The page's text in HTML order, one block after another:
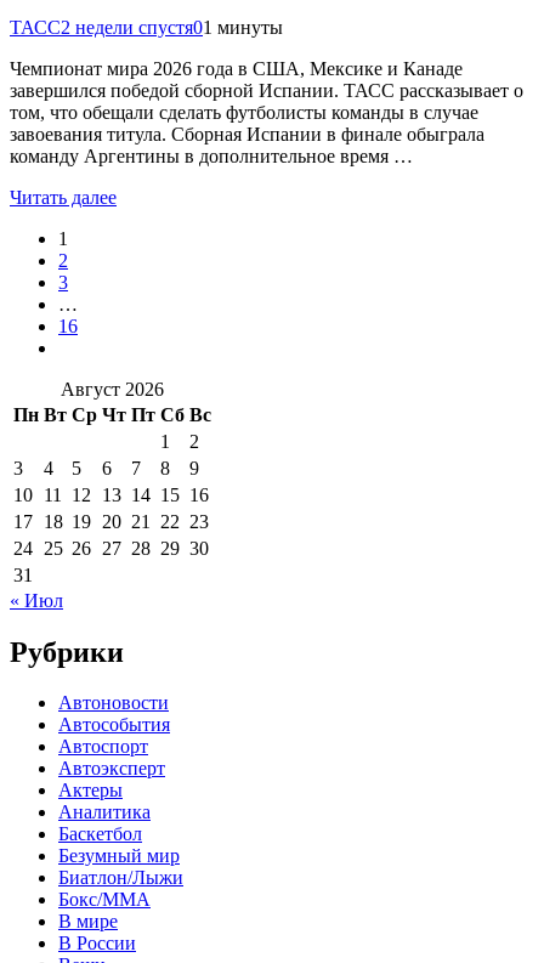
ТАСС2 недели спустя01 минуты
Чемпионат мира 2026 года в США, Мексике и Канаде
завершился победой сборной Испании. ТАСС рассказывает о
том, что обещали сделать футболисты команды в случае
завоевания титула. Сборная Испании в финале обыграла
команду Аргентины в дополнительное время …
Читать далее
1
2
3
…
16
Август 2026
Пн Вт Ср Чт Пт Сб Вс
1
2
3
4 5 6 7 8
9
10 11 12 13 14 15 16
17 18 19 20 21 22 23
24 25 26 27 28 29 30
31
« Июл
Рубрики
Автоновости
Автособытия
Автоспорт
Автоэксперт
Актеры
Аналитика
Баскетбол
Безумный мир
Биатлон/Лыжи
Бокс/MMA
В мире
В России